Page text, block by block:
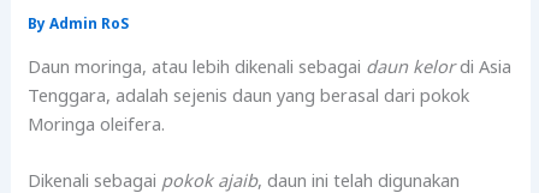
ByAdmin RoS
Daun moringa, atau lebih dikenali sebagai daun kelordi Asia
Tenggara, adalah sejenis daun yang berasal dari pokok
Moringa oleifera.
Dikenali sebagai pokok ajaib, daun ini telah digunakan